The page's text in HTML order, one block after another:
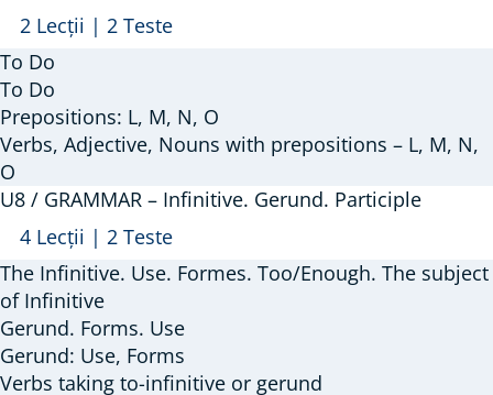
Arată
U8
/
VOCABULARY
–
Phrasal
Do;
Prepositions:
L,
M,
N,
O
2 Lecții | 2 Teste
To Do
To Do
Prepositions: L, M, N, O
Verbs, Adjective, Nouns with prepositions – L, M, N,
O
U8 / GRAMMAR – Infinitive. Gerund. Participle
Arată
U8
/
GRAMMAR
–
Infinitive.
Gerund.
4 Lecții | 2 Teste
The Infinitive. Use. Formes. Too/Enough. The subject
of Infinitive
Gerund. Forms. Use
Gerund: Use, Forms
Verbs taking to-infinitive or gerund